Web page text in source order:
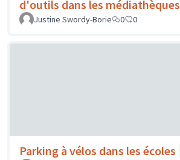
d'outils dans les médiathèques
Justine Swordy-Borie
0 0
Parking à vélos dans les écoles